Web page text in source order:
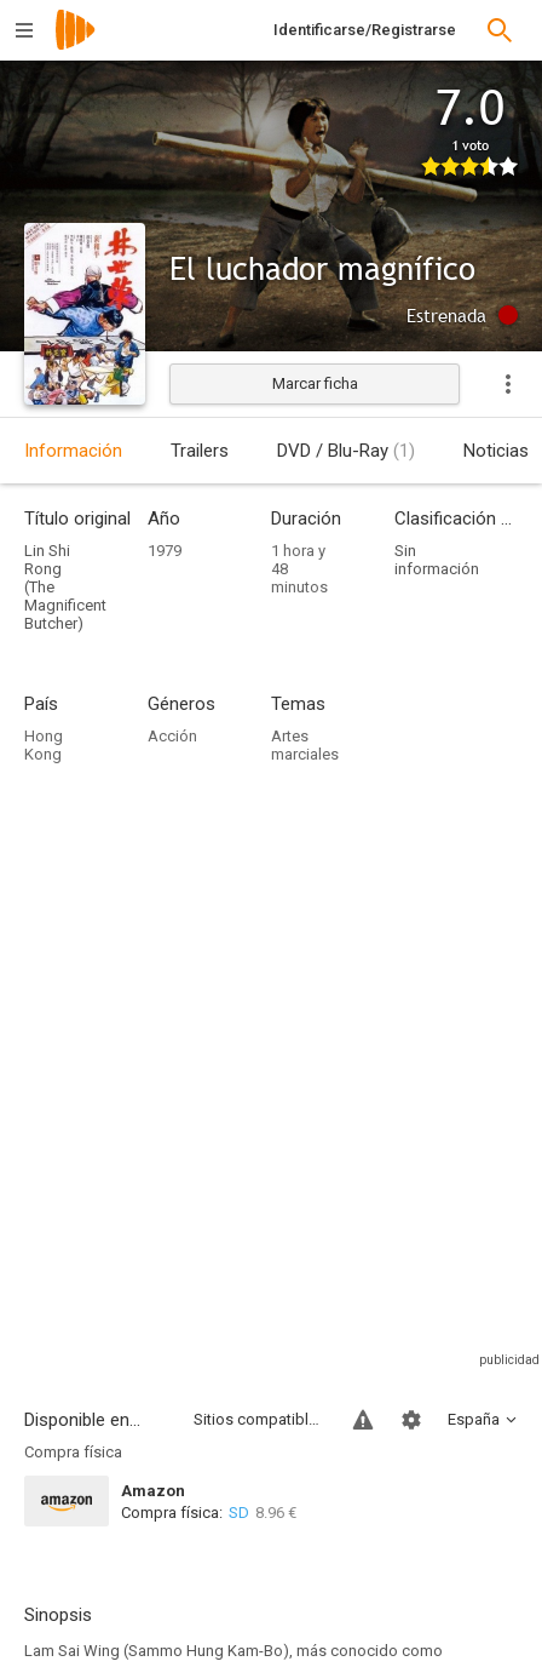
Identificarse/Registrarse
7.0
1 voto
El luchador magnífico
Estrenada
Marcar ficha
Información Trailers DVD / Blu-Ray (1) Noticias
Título original
Lin Shi
Rong
(The
Magnificent
Butcher)
Año
1979
Duración
1 hora y
48
minutos
Clasificación por edades
Sin
información
País
Hong
Kong
Géneros
Acción
Temas
Artes
marciales
Disponible en... España
Sitios compatibles
Compra física
Amazon
Compra física: SD 8.96 €
Sinopsis
Lam Sai Wing (Sammo Hung Kam-Bo), más conocido como